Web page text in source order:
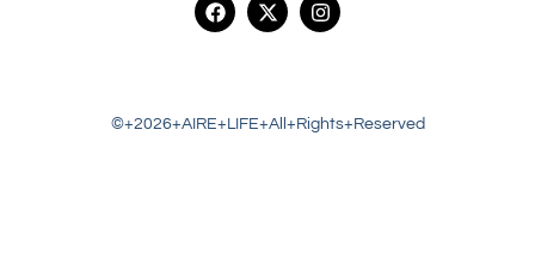
©+2026+AIRE+LIFE+All+Rights+Reserved